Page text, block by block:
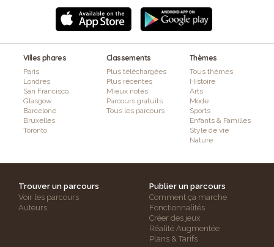
Villes phares
Paris
Londres
San Francisco
Glasgow
Barcelone
Bruxelles
Toronto
Classements
Plus téléchargées
Plus récentes
Mieux notés
Parcours gratuits
Tous les parcours
Thèmes
Tous thèmes
Histoire
Arts
Mode
Sports
Enfants & Familles
Style de vie
Nature
Trouver un parcours
Voir les parcours
Auteurs
Publier un parcours
Comment ça marche
Fonctionnalités
Créer des jeux
Réalité Augmentée
Plans & Tarifs